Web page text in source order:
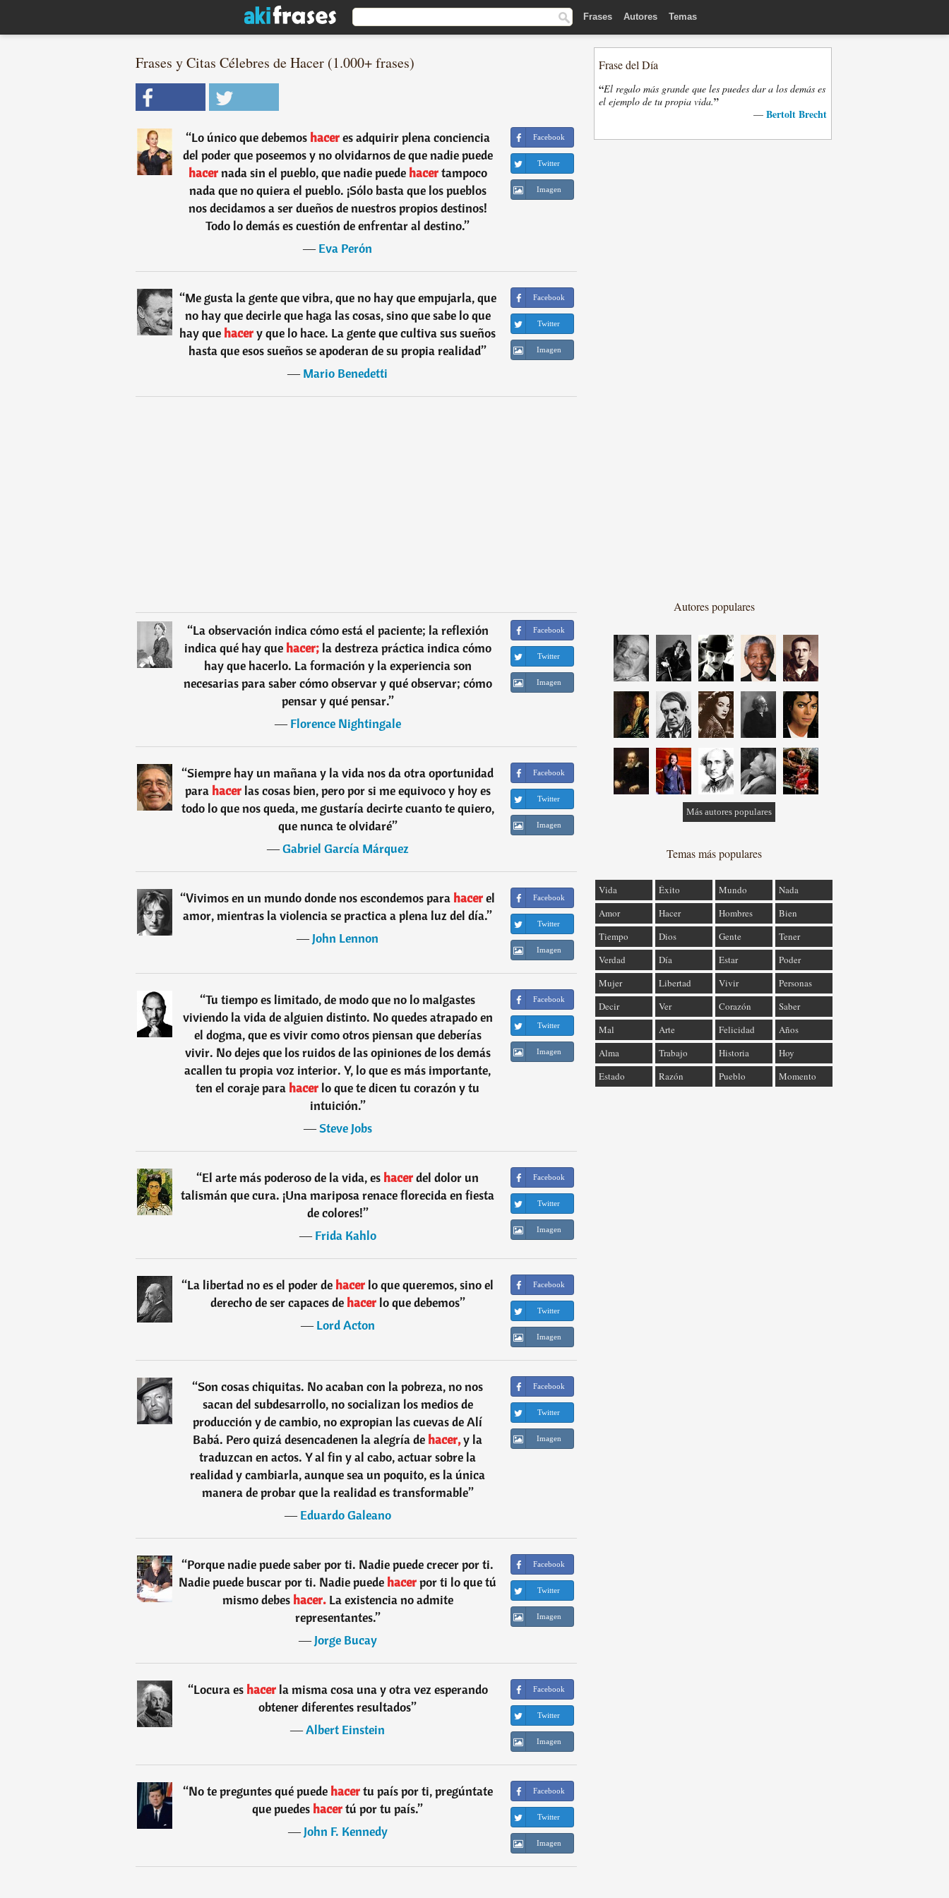
Frases Autores Temas
Frases y Citas Célebres de Hacer (1.000+ frases)
“Lo único que debemoshaceres adquirir plena conciencia
del poder que poseemos y no olvidarnos de que nadie puede
hacernada sin el pueblo, que nadie puedehacertampoco
nada que no quiera el pueblo. ¡Sólo basta que los pueblos
nos decidamos a ser dueños de nuestros propios destinos!
Todo lo demás es cuestión de enfrentar al destino.”
―Eva Perón
Facebook
Twitter
Imagen
“Me gusta la gente que vibra, que no hay que empujarla, que
no hay que decirle que haga las cosas, sino que sabe lo que
hay que hacery que lo hace. La gente que cultiva sus sueños
hasta que esos sueños se apoderan de su propia realidad”
―Mario Benedetti
Facebook
Twitter
Imagen
“La observación indica cómo está el paciente; la reflexión
indica qué hay quehacer;la destreza práctica indica cómo
hay que hacerlo. La formación y la experiencia son
necesarias para saber cómo observar y qué observar; cómo
pensar y qué pensar.”
―Florence Nightingale
Facebook
Twitter
Imagen
“Siempre hay un mañana y la vida nos da otra oportunidad
parahacer las cosas bien, pero por si me equivoco y hoy es
todo lo que nos queda, me gustaría decirte cuanto te quiero,
que nunca te olvidaré”
―Gabriel García Márquez
Facebook
Twitter
Imagen
“Vivimos en un mundo donde nos escondemos para hacerel
amor, mientras la violencia se practica a plena luz del día.”
―John Lennon
Facebook
Twitter
Imagen
“Tu tiempo es limitado, de modo que no lo malgastes
viviendo la vida de alguien distinto. No quedes atrapado en
el dogma, que es vivir como otros piensan que deberías
vivir. No dejes que los ruidos de las opiniones de los demás
acallen tu propia voz interior. Y, lo que es más importante,
ten el coraje para hacer lo que te dicen tu corazón y tu
intuición.”
―Steve Jobs
Facebook
Twitter
Imagen
“El arte más poderoso de la vida, es hacerdel dolor un
talismán que cura. ¡Una mariposa renace florecida en fiesta
de colores!”
―Frida Kahlo
Facebook
Twitter
Imagen
“La libertad no es el poder de hacer lo que queremos, sino el
derecho de ser capaces dehacer lo que debemos”
―Lord Acton
Facebook
Twitter
Imagen
“Son cosas chiquitas. No acaban con la pobreza, no nos
sacan del subdesarrollo, no socializan los medios de
producción y de cambio, no expropian las cuevas de Alí
Babá. Pero quizá desencadenen la alegría de hacer,y la
traduzcan en actos. Y al fin y al cabo, actuar sobre la
realidad y cambiarla, aunque sea un poquito, es la única
manera de probar que la realidad es transformable”
―Eduardo Galeano
Facebook
Twitter
Imagen
“Porque nadie puede saber por ti. Nadie puede crecer por ti.
Nadie puede buscar por ti. Nadie puede hacerpor ti lo que tú
mismo debeshacer.La existencia no admite
representantes.”
―Jorge Bucay
Facebook
Twitter
Imagen
“Locura eshacer la misma cosa una y otra vez esperando
obtener diferentes resultados”
―Albert Einstein
Facebook
Twitter
Imagen
“No te preguntes qué puedehacertu país por ti, pregúntate
que puedes hacertú por tu país.”
―John F. Kennedy
Facebook
Twitter
Imagen
Frase del Día
“El regalo más grande que les puedes dar a los demás es
el ejemplo de tu propia vida.”
— Bertolt Brecht
Autores populares
Más autores populares
Temas más populares
Vida Éxito Mundo
Nada
Amor
Hacer Hombres
Bien
Tiempo
Dios Gente
Tener
Verdad
Día Estar
Poder
Mujer
Libertad Vivir
Personas
Decir
Ver Corazón
Saber
Mal
Arte Felicidad
Años
Alma
Trabajo Historia
Hoy
Estado
Razón Pueblo Momento